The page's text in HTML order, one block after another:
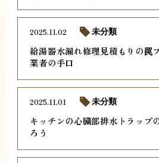
給湯器水漏れ修理見積もりの罠
業者の手口
2025.11.02 未分類
キッチンの心臓部排水トラップ
ろう
2025.11.01 未分類